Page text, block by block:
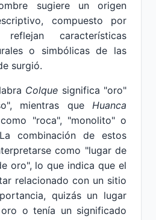
sugiere un origen
compuesto por
características
o simbólicas de las
surgió.
Colque significa "oro"
mientras que Huanca
"roca", "monolito" o
combinación de estos
como "lugar de
oro", lo que indica que el
relacionado con un sitio
quizás un lugar
o tenía un significado